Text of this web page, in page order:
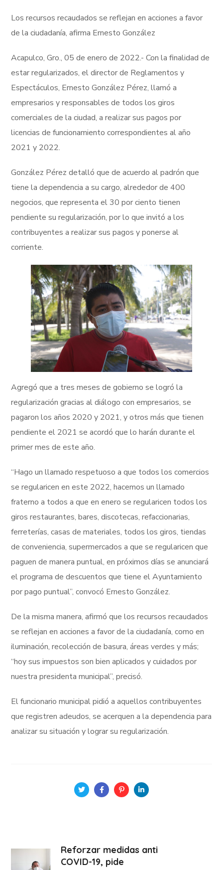
Los recursos recaudados se reflejan en acciones a favor
de la ciudadanía, afirma Ernesto González
Acapulco, Gro., 05 de enero de 2022.- Con la finalidad de
estar regularizados, el director de Reglamentos y
Espectáculos, Ernesto González Pérez, llamó a
empresarios y responsables de todos los giros
comerciales de la ciudad, a realizar sus pagos por
licencias de funcionamiento correspondientes al año
2021 y 2022.
González Pérez detalló que de acuerdo al padrón que
tiene la dependencia a su cargo, alrededor de 400
negocios, que representa el 30 por ciento tienen
pendiente su regularización, por lo que invitó a los
contribuyentes a realizar sus pagos y ponerse al
corriente.
Agregó que a tres meses de gobierno se logró la
regularización gracias al diálogo con empresarios, se
pagaron los años 2020 y 2021, y otros más que tienen
pendiente el 2021 se acordó que lo harán durante el
primer mes de este año.
“Hago un llamado respetuoso a que todos los comercios
se regularicen en este 2022, hacemos un llamado
fraterno a todos a que en enero se regularicen todos los
giros restaurantes, bares, discotecas, refaccionarias,
ferreterías, casas de materiales, todos los giros, tiendas
de conveniencia, supermercados a que se regularicen que
paguen de manera puntual, en próximos días se anunciará
el programa de descuentos que tiene el Ayuntamiento
por pago puntual”, convocó Ernesto González.
De la misma manera, afirmó que los recursos recaudados
se reflejan en acciones a favor de la ciudadanía, como en
iluminación, recolección de basura, áreas verdes y más;
“hoy sus impuestos son bien aplicados y cuidados por
nuestra presidenta municipal”, precisó.
El funcionario municipal pidió a aquellos contribuyentes
que registren adeudos, se acerquen a la dependencia para
analizar su situación y lograr su regularización.
Reforzar medidas anti
COVID-19, pide